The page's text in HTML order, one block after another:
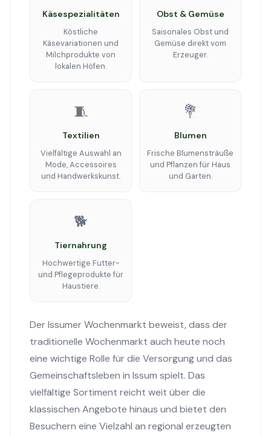
Käsespezialitäten
Köstliche
Käsevariationen und
Milchprodukte von
lokalen Höfen.
Obst & Gemüse
Saisonales Obst und
Gemüse direkt vom
Erzeuger.
🧵
Textilien
Vielfältige Auswahl an
Mode, Accessoires
und Handwerkskunst.
💐
Blumen
Frische Blumensträuße
und Pflanzen für Haus
und Garten.
🐕
Tiernahrung
Hochwertige Futter-
und Pflegeprodukte für
Haustiere.
Der Issumer Wochenmarkt beweist, dass der
traditionelle Wochenmarkt auch heute noch
eine wichtige Rolle für die Versorgung und das
Gemeinschaftsleben in Issum spielt. Das
vielfältige Sortiment reicht weit über die
klassischen Angebote hinaus und bietet den
Besuchern eine Vielzahl an regional erzeugten